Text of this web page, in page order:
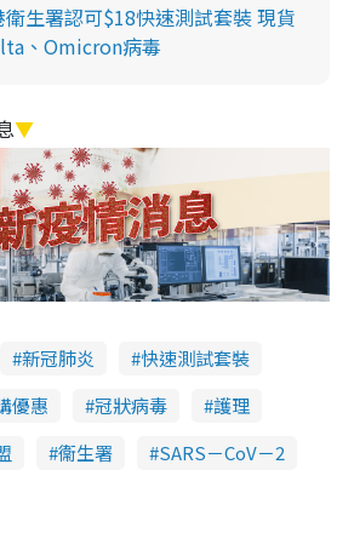
衛生署認可$18快速測試套裝 現貨
、Omicron病毒
▼
新冠肺炎
快速測試套裝
優惠 冠狀病毒
護理
衞生署 SARS－CoV－2